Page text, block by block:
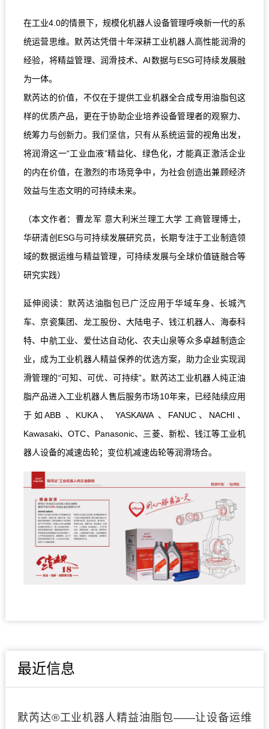
在工业4.0的情景下，规模化机器人设备管理呼唤新一代的系
统运营思维。默芮达凭借十年深耕工业机器人高性能润滑的
经验，将精益管理、润滑技术、AI数据与ESG可持续发展融
为一体。
默芮达的价值，不仅在于提供工业机器全合成专用油脂包这
样的优质产品，更在于协助企业培养设备管理者的观察力、
统筹力与创新力。我们坚信，只有从系统运营的视角出发，
将润滑这一“工业血液”精益化、绿色化，才能真正激活企业
的内在价值，在激烈的市场竞争中，为社会创造出兼顾经济
效益与生态文明的可持续未来。
（本文作者：曹龙军 意大利米兰理工大学 工商管理博士，
华研清创ESG与可持续发展研究员，长期专注于工业制造领
域的数据运维与精益管理，可持续发展与全球价值链融合等
研究实践）
延伸阅读：默芮达油脂包已广泛应用于华域车身、长城汽
车、京瓷集团、龙工股份、大陆电子、钱江机器人、海泰科
特、中航工业、爱仕达自动化、农夫山泉等众多卓越制造企
业，成为工业机器人精益保养的优选方案，助力企业实现润
滑管理的“可知、可优、可持续”。默芮达工业机器人纯正油
脂产品进入工业机器人售后服务市场10年来，已经陆续应用
于如ABB 、KUKA、 YASKAWA 、FANUC、NACHI、
Kawasaki、OTC、Panasonic、三菱、新松、钱江等工业机
器人设备的减速齿轮；变位机减速齿轮等润滑场合。
最近信息
默芮达®工业机器人精益油脂包——让设备运维